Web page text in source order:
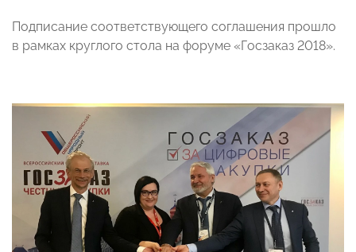
Подписание соответствующего соглашения прошло
в рамках круглого стола на форуме «Госзаказ 2018».